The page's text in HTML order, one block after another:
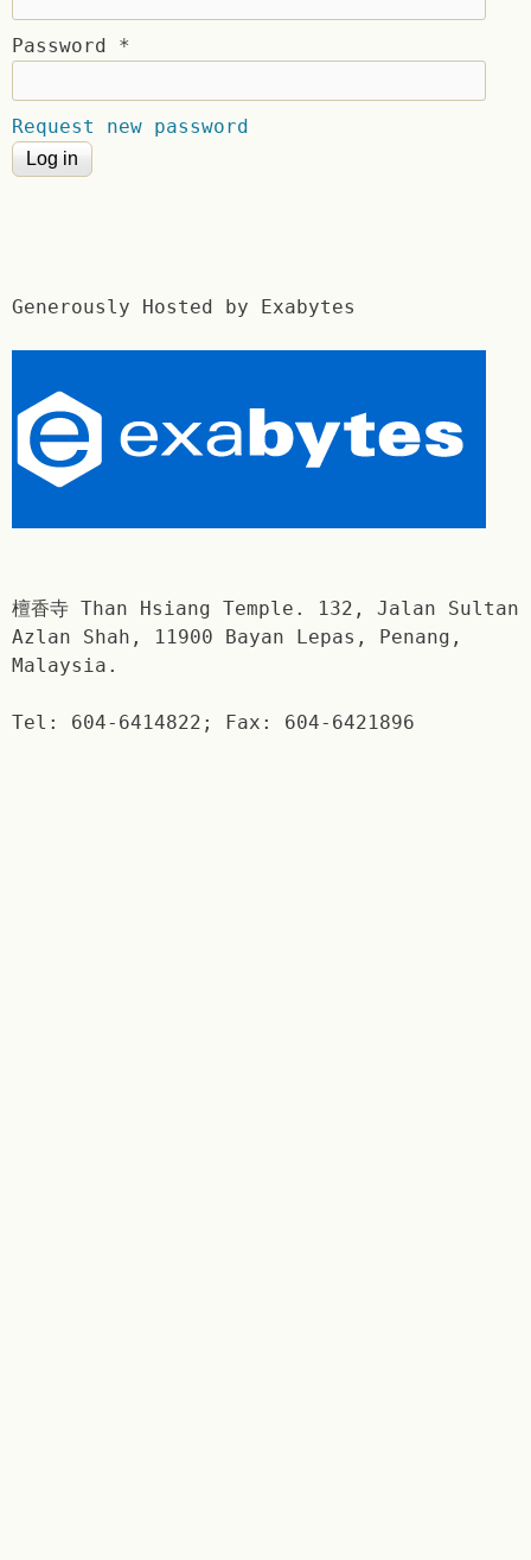
Password *
Request new password
Generously Hosted by Exabytes
檀香寺 Than Hsiang Temple. 132, Jalan Sultan
Azlan Shah, 11900 Bayan Lepas, Penang,
Malaysia.
Tel: 604-6414822; Fax: 604-6421896